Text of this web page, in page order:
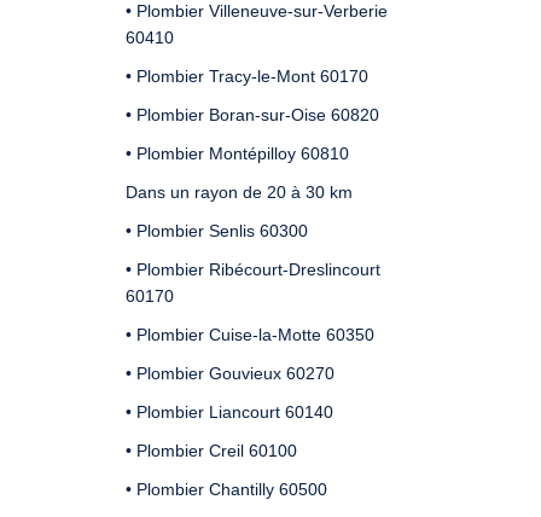
• Plombier Villeneuve-sur-Verberie
60410
• Plombier Tracy-le-Mont 60170
• Plombier Boran-sur-Oise 60820
• Plombier Montépilloy 60810
Dans un rayon de 20 à 30 km
• Plombier Senlis 60300
• Plombier Ribécourt-Dreslincourt
60170
• Plombier Cuise-la-Motte 60350
• Plombier Gouvieux 60270
• Plombier Liancourt 60140
• Plombier Creil 60100
• Plombier Chantilly 60500